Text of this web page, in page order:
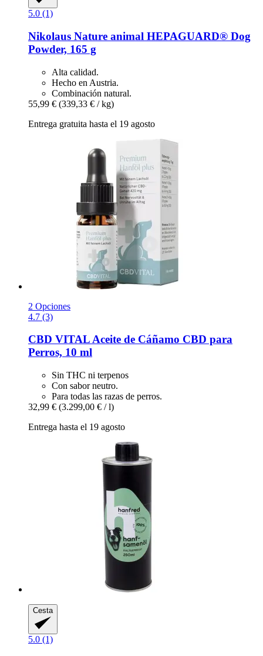
5.0 (1)
Nikolaus Nature animal HEPAGUARD® Dog
Powder, 165 g
Alta calidad.
Hecho en Austria.
Combinación natural.
55,99 € (339,33 € / kg)
Entrega gratuita hasta el 19 agosto
2 Opciones
4.7 (3)
CBD VITALAceite de Cáñamo CBD para
Perros, 10 ml
Sin THC ni terpenos
Con sabor neutro.
Para todas las razas de perros.
32,99 € (3.299,00 € / l)
Entrega hasta el 19 agosto
Cesta
5.0 (1)